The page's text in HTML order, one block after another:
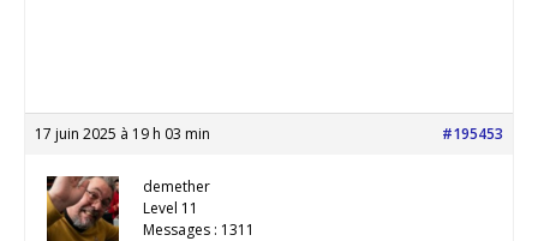
17 juin 2025 à 19 h 03 min #195453
demether
Level 11
Messages : 1311